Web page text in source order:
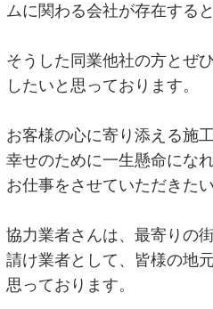
ムに関わる会社が存在する
そうした同業他社の方とぜ
したいと思っております。
お客様の心に寄り添える施
幸せのために一生懸命にな
お仕事をさせていただきた
協力業者さんは、最寄りの
請け業者として、皆様の地
思っております。